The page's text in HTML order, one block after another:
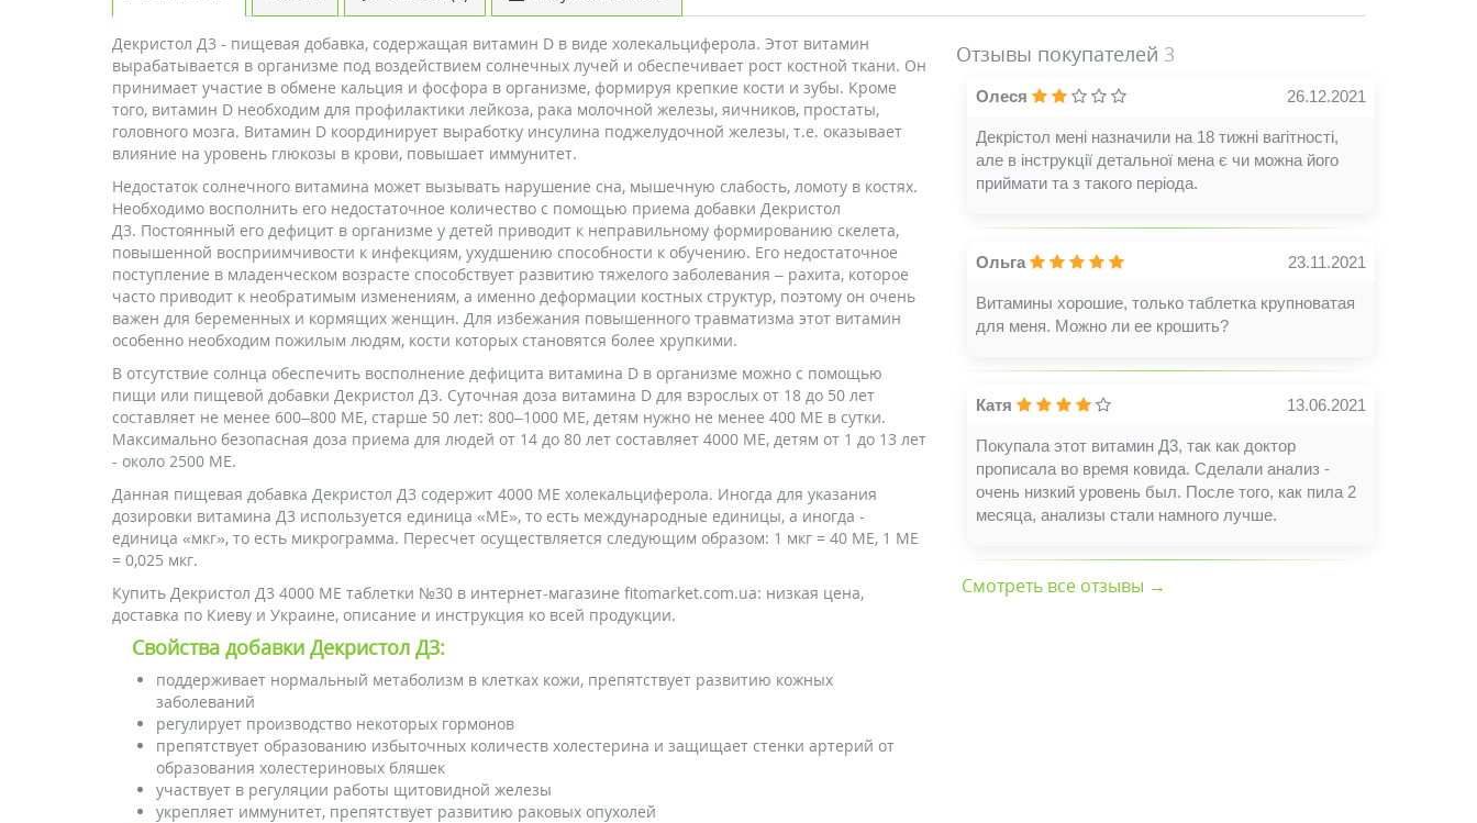
Декристол Д3 - пищевая добавка, содержащая витамин D в виде холекальциферола. Этот витамин
вырабатывается в организме под воздействием солнечных лучей и обеспечивает рост костной ткани. Он
принимает участие в обмене кальция и фосфора в организме, формируя крепкие кости и зубы. Кроме
того, витамин D необходим для профилактики лейкоза, рака молочной железы, яичников, простаты,
головного мозга. Витамин D координирует выработку инсулина поджелудочной железы, т.е. оказывает
влияние на уровень глюкозы в крови, повышает иммунитет.
Недостаток солнечного витамина может вызывать нарушение сна, мышечную слабость, ломоту в костях.
Необходимо восполнить его недостаточное количество с помощью приема добавки Декристол
Д3. Постоянный его дефицит в организме у детей приводит к неправильному формированию скелета,
повышенной восприимчивости к инфекциям, ухудшению способности к обучению. Его недостаточное
поступление в младенческом возрасте способствует развитию тяжелого заболевания – рахита, которое
часто приводит к необратимым изменениям, а именно деформации костных структур, поэтому он очень
важен для беременных и кормящих женщин. Для избежания повышенного травматизма этот витамин
особенно необходим пожилым людям, кости которых становятся более хрупкими.
В отсутствие солнца обеспечить восполнение дефицита витамина D в организме можно с помощью
пищи или пищевой добавки Декристол Д3. Суточная доза витамина D для взрослых от 18 до 50 лет
составляет не менее 600–800 МЕ, старше 50 лет: 800–1000 МЕ, детям нужно не менее 400 МЕ в сутки.
Максимально безопасная доза приема для людей от 14 до 80 лет составляет 4000 МЕ, детям от 1 до 13 лет
- около 2500 МЕ.
Данная пищевая добавка Декристол Д3 содержит 4000 МЕ холекальциферола. Иногда для указания
дозировки витамина Д3 используется единица «МЕ», то есть международные единицы, а иногда -
единица «мкг», то есть микрограмма. Пересчет осуществляется следующим образом: 1 мкг = 40 МЕ, 1 МЕ
= 0,025 мкг.
Купить Декристол Д3 4000 МЕ таблетки №30 в интернет-магазине fitomarket.com.ua: низкая цена,
доставка по Киеву и Украине, описание и инструкция ко всей продукции.
Свойства добавки Декристол Д3:
поддерживает нормальный метаболизм в клетках кожи, препятствует развитию кожных
заболеваний
регулирует производство некоторых гормонов
препятствует образованию избыточных количеств холестерина и защищает стенки артерий от
образования холестериновых бляшек
участвует в регуляции работы щитовидной железы
укрепляет иммунитет, препятствует развитию раковых опухолей
Отзывы покупателей 3
Олеся 26.12.2021
Декрістол мені назначили на 18 тижні вагітності,
але в інструкції детальної мена є чи можна його
приймати та з такого періода.
Ольга 23.11.2021
Витамины хорошие, только таблетка крупноватая
для меня. Можно ли ее крошить?
Катя 13.06.2021
Покупала этот витамин Д3, так как доктор
прописала во время ковида. Сделали анализ -
очень низкий уровень был. После того, как пила 2
месяца, анализы стали намного лучше.
Смотреть все отзывы →